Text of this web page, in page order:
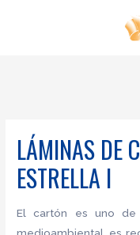
LÁMINAS DE
ESTRELLA I
El cartón es uno de
medioambiental, es